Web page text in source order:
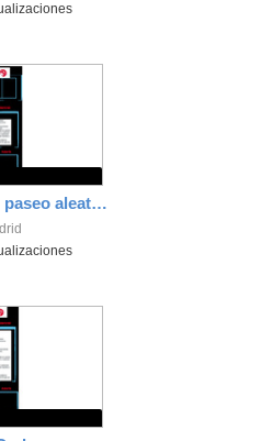
Caminos infinitos: paseo aleatorio hacia Pi